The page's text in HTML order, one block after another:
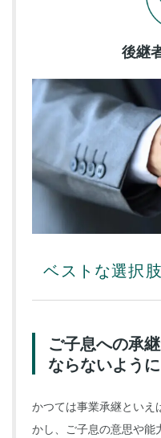
後継
ベストな選択
ご子息への承
ならないように
かつては事業承継といえ
かし、ご子息の意思や能